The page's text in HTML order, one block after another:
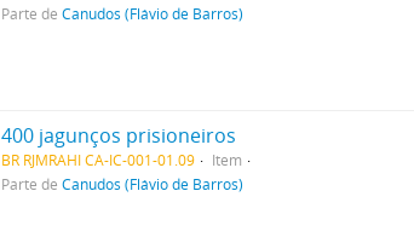
Parte deCanudos (Flávio de Barros)
400 jagunços prisioneiros
BR RJMRAHI CA-IC-001-01.09
Item
Parte deCanudos (Flávio de Barros)